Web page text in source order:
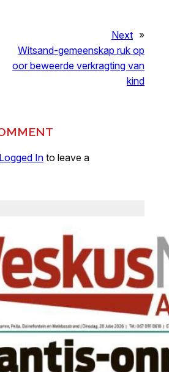
Next »
Witsand-gemeenskap ruk op
oor beweerde verkragting van
kind
Logged In to leave a